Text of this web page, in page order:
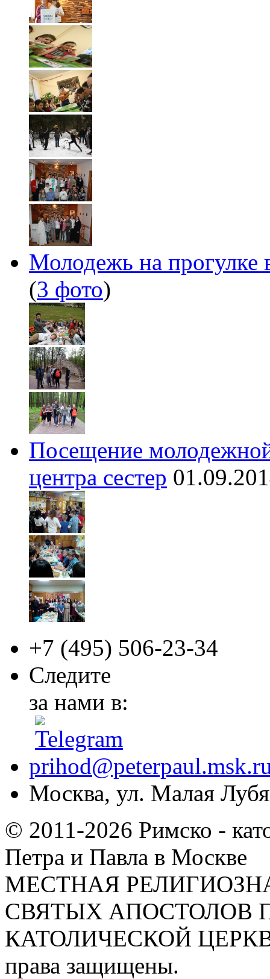
Молодежь на прогулке
(3 фото)
Посещение
центра сестер
+7 (495) 506-23-34
Следите
за нами в:
Москва, ул. Малая
© 2011-2026 Римско -
Петра и Павла в Москве
МЕСТНАЯ
СВЯТЫХ АПОСТОЛОВ
КАТОЛИЧЕСКОЙ
права защищены.